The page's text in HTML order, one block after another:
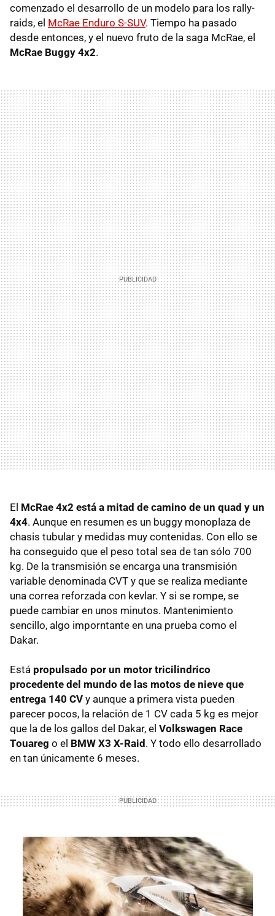
comenzado el desarrollo de un modelo para los rally-
raids, el McRae Enduro S-SUV. Tiempo ha pasado
desde entonces, y el nuevo fruto de la saga McRae, el
McRae Buggy 4x2.
El McRae 4x2 está a mitad de camino de un quad y un
4x4. Aunque en resumen es un buggy monoplaza de
chasis tubular y medidas muy contenidas. Con ello se
ha conseguido que el peso total sea de tan sólo 700
kg. De la transmisión se encarga una transmisión
variable denominada CVT y que se realiza mediante
una correa reforzada con kevlar. Y si se rompe, se
puede cambiar en unos minutos. Mantenimiento
sencillo, algo imporntante en una prueba como el
Dakar.
Está propulsado por un motor tricilindrico
procedente del mundo de las motos de nieve que
entrega 140 CV y aunque a primera vista pueden
parecer pocos, la relación de 1 CV cada 5 kg es mejor
que la de los gallos del Dakar, el Volkswagen Race
Touareg o el BMW X3 X-Raid. Y todo ello desarrollado
en tan únicamente 6 meses.